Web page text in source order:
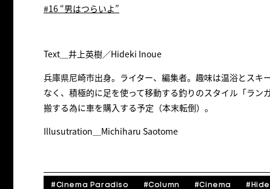
#16 “男はつらいよ”
Text＿井上英樹／Hideki Inoue
兵庫県尼崎市出身。ライター、編集者。趣味は温浴とス
なく、積極的に足を使って移動する釣りのスタイル「ラ
搬する為に車を購入する予定（本末転倒）。
Illusutration＿Michiharu Saotome
#Cinema Paradiso #Column #Cinema #